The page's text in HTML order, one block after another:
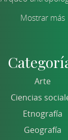
Mostrar más
Arte
Ciencias
Etnografía
Geografía